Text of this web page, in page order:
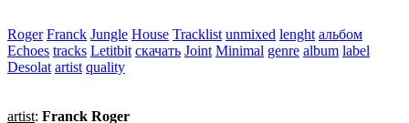
Roger Franck Jungle House Tracklist unmixed lenght альбом
Echoes tracks Letitbit скачать Joint Minimal genre album label
Desolat artist quality
artist: Franck Roger